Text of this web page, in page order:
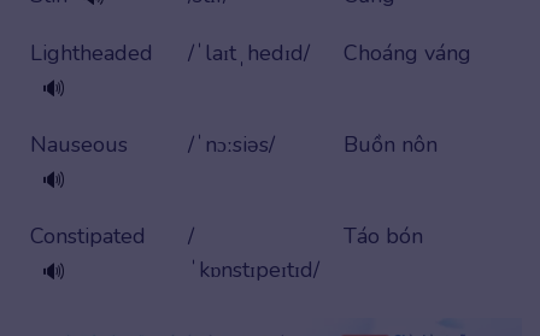
Lightheaded
🔊
/ˈlaɪtˌhedɪd/ Choáng váng
Nauseous
🔊
/ˈnɔːsiəs/ Buồn nôn
Constipated
🔊
/
ˈkɒnstɪpeɪtɪd/
Táo bón